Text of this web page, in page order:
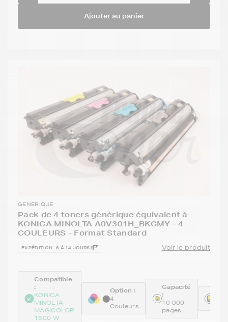
Ajouter au panier
GENERIQUE
Pack de 4 toners générique équivalent à
KONICA MINOLTA A0V301H_BKCMY - 4
COULEURS - Format Standard
EXPÉDITION : 6 À 14 JOURS Voir le produit
Compatible
:
KONICA
MINOLTA
MAGICOLOR
1600 W
Option :
4
Couleurs
Capacité
:
10 000
pages